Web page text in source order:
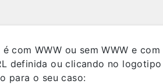
WWW ou sem WWW e
definida ou clicando no
para o seu caso: